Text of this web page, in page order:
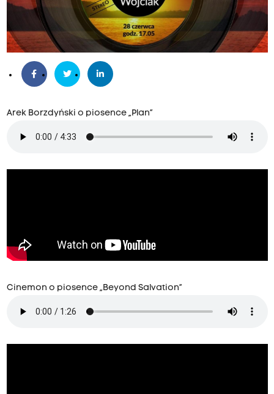
Arek Borzdyński o piosence „Plan”
Cinemon o piosence „Beyond Salvation”